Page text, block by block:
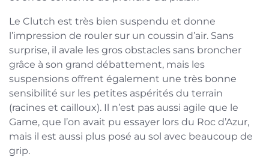
Le Clutch est très bien suspendu et donne
l’impression de rouler sur un coussin d’air. Sans
surprise, il avale les gros obstacles sans broncher
grâce à son grand débattement, mais les
suspensions offrent également une très bonne
sensibilité sur les petites aspérités du terrain
(racines et cailloux). Il n’est pas aussi agile que le
Game, que l’on avait pu essayer lors du Roc d’Azur,
mais il est aussi plus posé au sol avec beaucoup de
grip.